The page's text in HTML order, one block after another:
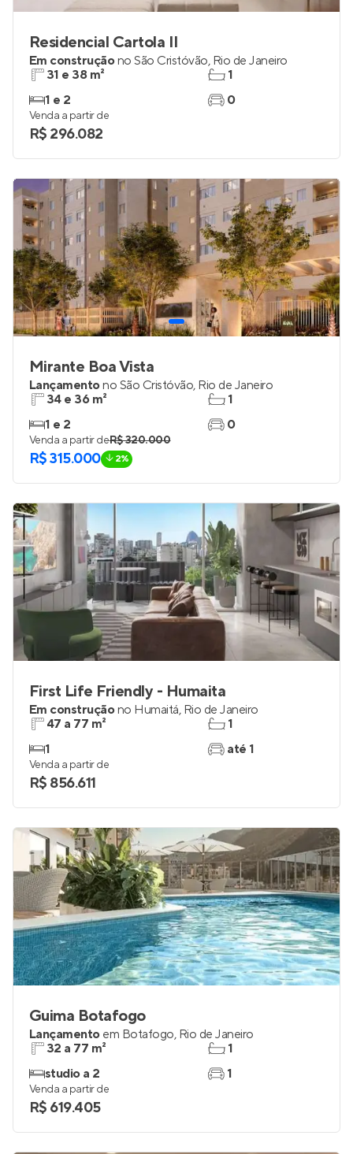
Residencial Cartola II
Em construçãono São Cristóvão, Rio de Janeiro
31 e 38 m²
1 e 2
1
0
Venda a partir de
R$ 296.082
Mirante Boa Vista
Lançamentono São Cristóvão, Rio de Janeiro
34 e 36 m²
1 e 2
1
0
Venda a partir deR$ 320.000
R$ 315.000 2%
First Life Friendly - Humaita
Em construçãono Humaitá, Rio de Janeiro
47 a 77 m²
1
1
até 1
Venda a partir de
R$ 856.611
Guima Botafogo
Lançamento em Botafogo, Rio de Janeiro
32 a 77 m²
studio a 2
1
1
Venda a partir de
R$ 619.405